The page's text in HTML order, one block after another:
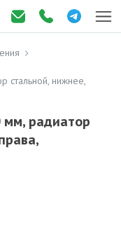
стальной, нижнее,
мм, радиатор